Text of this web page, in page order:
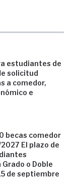
estudiantes de
solicitud
a comedor,
e
becas comedor
El plazo de
o Doble
de septiembre